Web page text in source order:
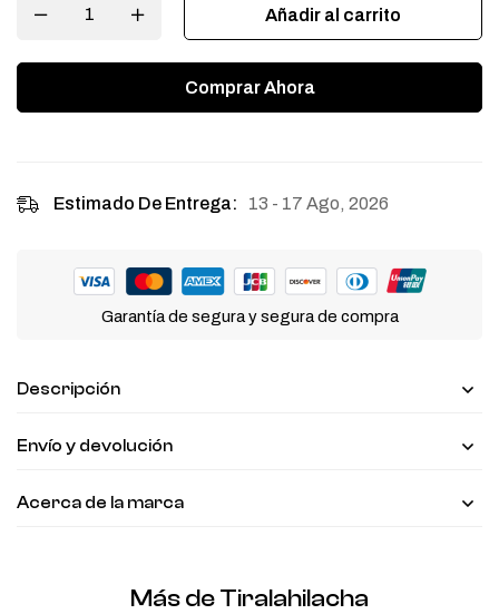
Añadir al carrito
Comprar Ahora
Estimado De Entrega: 13 - 17 Ago, 2026
Garantía de segura y segura de compra
Descripción
Envío y devolución
Acerca de la marca
Más de Tiralahilacha